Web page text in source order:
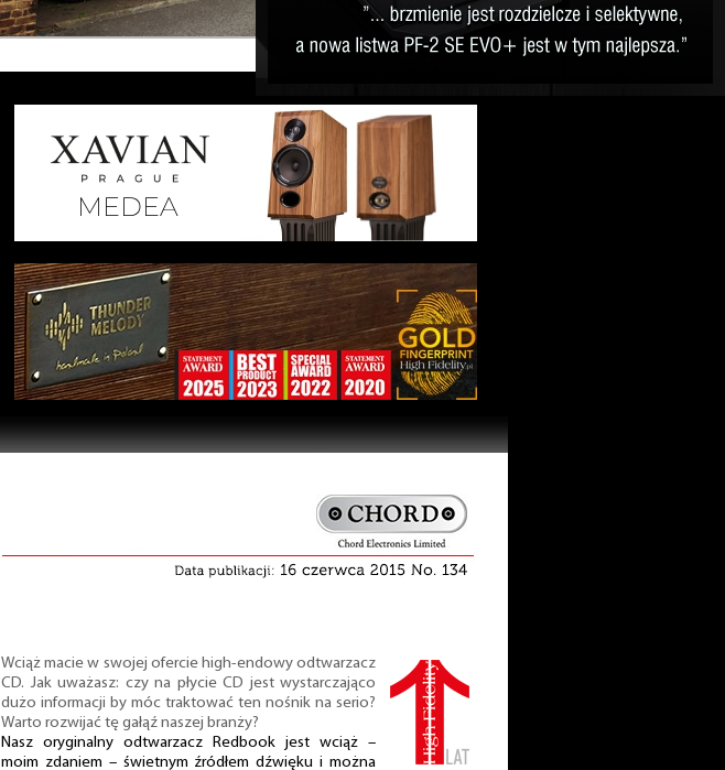
Wciąż macie w swojej ofercie high-endowy odtwarzacz
CD. Jak uważasz: czy na płycie CD jest wystarczająco
dużo informacji by móc traktować ten nośnik na serio?
Warto rozwijać tę gałąź naszej branży?
Nasz oryginalny odtwarzacz Redbook jest wciąż –
moim zdaniem – świetnym źródłem dźwięku i można